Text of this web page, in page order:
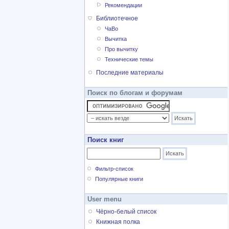
Рекомендации
Библиотечное
ЧаВо
Вычитка
Про вычитку
Технические темы
Последние материалы
Поиск по блогам и форумам
Поиск книг
Фильтр-список
Популярные книги
User menu
Чёрно-белый список
Книжная полка